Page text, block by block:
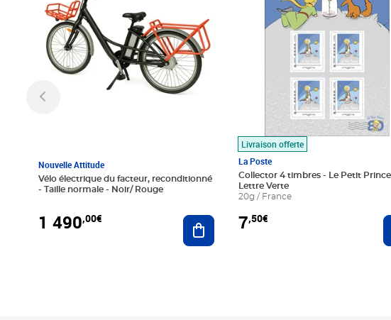
Nouvelle Attitude
Vélo électrique du facteur, reconditionné
- Taille normale - Noir/ Rouge
1 490,00€ Ajouter au panier
Livraison offerte
La Poste
Collector 4 timbres - Le Petit
Lettre Verte
20g / France
7,50€